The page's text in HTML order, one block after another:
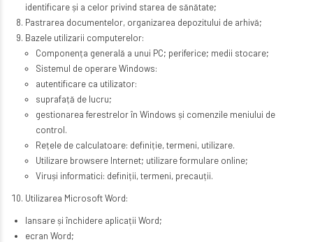
identificare și a celor privind starea de sănătate;
Pastrarea documentelor, organizarea depozitului de arhivă;
Bazele utilizarii computerelor:
Componența generală a unui PC; periferice; medii stocare;
Sistemul de operare Windows:
autentificare ca utilizator:
suprafață de lucru;
gestionarea ferestrelor în Windows și comenzile meniului de
control.
Rețele de calculatoare: definiție, termeni, utilizare.
Utilizare browsere Internet; utilizare formulare online;
Viruși informatici: definiții, termeni, precauții.
Utilizarea Microsoft Word:
lansare și închidere aplicații Word;
ecran Word;